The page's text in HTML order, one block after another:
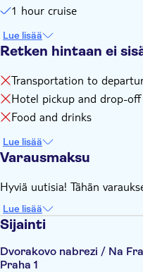
1 hour cruise
Lue lisää
Retken hintaan ei
Transportation to
Hotel pickup and drop-off
Food and drinks
Lue lisää
Varausmaksu
Hyviä uutisia! Tähän
Lue lisää
Sijainti
Dvorakovo nabrezi / Na
Praha 1